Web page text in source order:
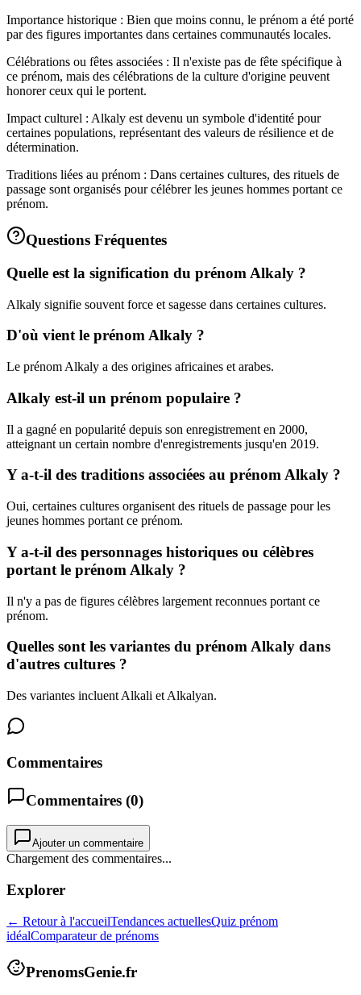
Importance historique : Bien que moins connu, le prénom a été porté
par des figures importantes dans certaines communautés locales.
Célébrations ou fêtes associées : Il n'existe pas de fête spécifique à
ce prénom, mais des célébrations de la culture d'origine peuvent
honorer ceux qui le portent.
Impact culturel : Alkaly est devenu un symbole d'identité pour
certaines populations, représentant des valeurs de résilience et de
détermination.
Traditions liées au prénom : Dans certaines cultures, des rituels de
passage sont organisés pour célébrer les jeunes hommes portant ce
prénom.
Questions Fréquentes
Quelle est la signification du prénom Alkaly ?
Alkaly signifie souvent force et sagesse dans certaines cultures.
D'où vient le prénom Alkaly ?
Le prénom Alkaly a des origines africaines et arabes.
Alkaly est-il un prénom populaire ?
Il a gagné en popularité depuis son enregistrement en 2000,
atteignant un certain nombre d'enregistrements jusqu'en 2019.
Y a-t-il des traditions associées au prénom Alkaly ?
Oui, certaines cultures organisent des rituels de passage pour les
jeunes hommes portant ce prénom.
Y a-t-il des personnages historiques ou célèbres
portant le prénom Alkaly ?
Il n'y a pas de figures célèbres largement reconnues portant ce
prénom.
Quelles sont les variantes du prénom Alkaly dans
d'autres cultures ?
Des variantes incluent Alkali et Alkalyan.
Commentaires
Commentaires (0)
Ajouter un commentaire
Chargement des commentaires...
Explorer
← Retour à l'accueilTendances actuellesQuiz prénom
idéalComparateur de prénoms
PrenomsGenie.fr